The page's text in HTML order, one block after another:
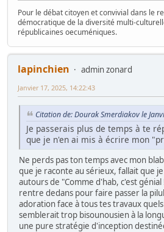
Pour le débat citoyen et convivial dans le
démocratique de la diversité multi-
républicaines oecuméniques.
lapinchien
admin zonard
Janvier 17, 2025, 14:22:43
Citation de: Dourak Smerdiakov le
Je passerais plus de temps à te
que je n'en ai mis à écrire mon
Ne perds pas ton temps avec mon
que je raconte au sérieux, fallait que
autours de "Comme d'hab, c'est
rentre dedans pour faire passer la
adoration face à tous tes travaux
semblerait trop bisounousien à la
une pure stratégie d'inception